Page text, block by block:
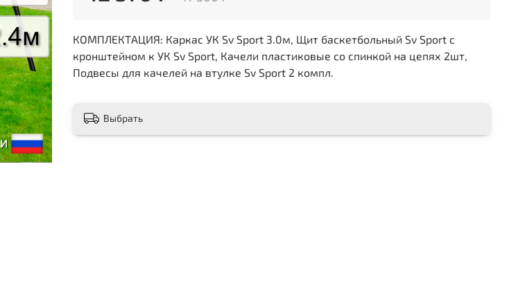
КОМПЛЕКТАЦИЯ: Каркас УК Sv Sport 3.0м, Щит баскетбольный Sv Sport c
кронштейном к УК Sv Sport, Качели пластиковые со спинкой на цепях 2шт,
Подвесы для качелей на втулке Sv Sport 2 компл.
Выбрать